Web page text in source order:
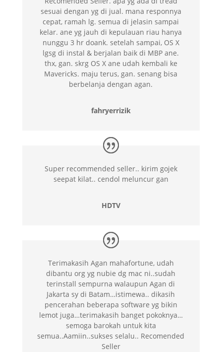
sesuai dengan yg di jual. mana responnya
cepat, ramah lg. semua di jelasin sampai
kelar. ane yg jauh di kepulauan riau hanya
nunggu 3 hr doank. setelah sampai, OS X
lgsg di instal & berjalan baik di MBP ane.
thx, gan. skrg OS X ane udah kembali ke
Mavericks. maju terus, gan. senang bisa
berbelanja dengan agan.
fahryerrizik
Super recommended seller.. kirim gojek
seepat kilat.. cendol meluncur gan
HDTV
Terimakasih Agan mahafortune, udah
dibantu org yg nubie dg mac ni..sudah
terinstall sempurna walaupun Agan di
Jakarta sy di Batam…istimewa.. dikasih
pencerahan beberapa software yg bikin
lemot juga…terimakasih banget pokoknya…
semoga barokah untuk kita
semua..Aamiin..sukses selalu.. Recomended
Seller